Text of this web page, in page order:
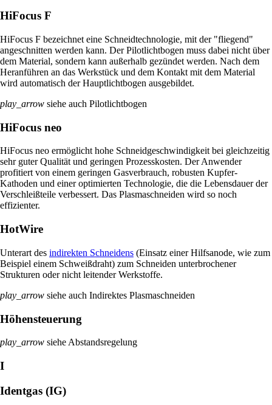
HiFocus F
HiFocus F bezeichnet eine Schneidtechnologie, mit der "fliegend"
angeschnitten werden kann. Der Pilotlichtbogen muss dabei nicht über
dem Material, sondern kann außerhalb gezündet werden. Nach dem
Heranführen an das Werkstück und dem Kontakt mit dem Material
wird automatisch der Hauptlichtbogen ausgebildet.
play_arrow siehe auch Pilotlichtbogen
HiFocus neo
HiFocus neo ermöglicht hohe Schneidgeschwindigkeit bei gleichzeitig
sehr guter Qualität und geringen Prozesskosten. Der Anwender
profitiert von einem geringen Gasverbrauch, robusten Kupfer-
Kathoden und einer optimierten Technologie, die die Lebensdauer der
Verschleißteile verbessert. Das Plasmaschneiden wird so noch
effizienter.
HotWire
Unterart des indirekten Schneidens (Einsatz einer Hilfsanode, wie zum
Beispiel einem Schweißdraht) zum Schneiden unterbrochener
Strukturen oder nicht leitender Werkstoffe.
play_arrow siehe auch Indirektes Plasmaschneiden
Höhensteuerung
play_arrow siehe Abstandsregelung
I
Identgas (IG)